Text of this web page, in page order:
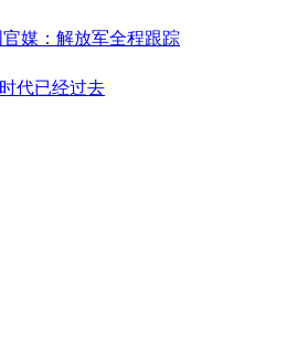
媒：解放军全程跟踪
代已经过去